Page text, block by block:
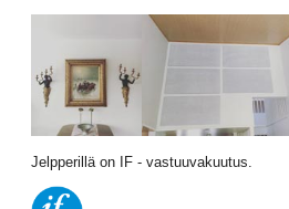
Jelpperillä on IF - vastuuvakuutus.